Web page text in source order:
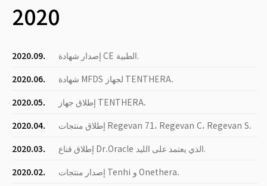
2020
2020.09.
إصدار شهادة CE الطبية.
2020.06.
شهادة MFDS لجهاز TENTHERA.
2020.05.
إطلاق جهاز TENTHERA.
2020.04.
إطلاق منتجات Regevan 71، Regevan C، Regevan S.
2020.03.
إطلاق قناع Dr.Oracle الذي يعتمد على الليد.
2020.02.
إصدار منتجات Tenhi و Onethera.